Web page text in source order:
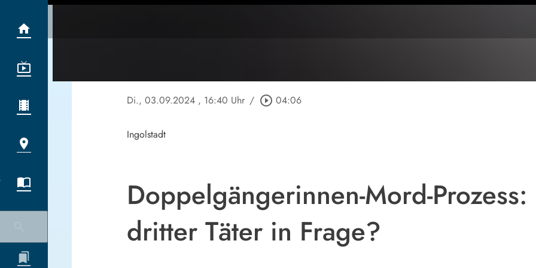
Di., 03.09.2024 , 16:40 Uhr / play_circle_outline 04:06
Ingolstadt
Doppelgängerinnen-Mord-
dritter Täter in Frage?